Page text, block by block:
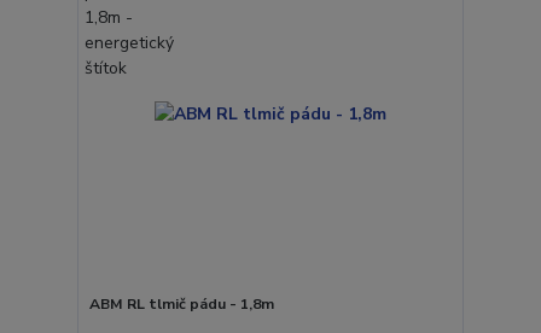
ABM RL tlmič pádu - 1,8m